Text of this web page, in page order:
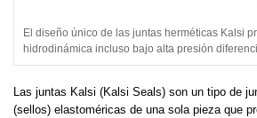
El diseño único de las juntas herméticas Kalsi
hidrodinámica incluso bajo alta presión
Las juntas Kalsi (Kalsi Seals) son un tipo de
(sellos) elastoméricas de una sola pieza que